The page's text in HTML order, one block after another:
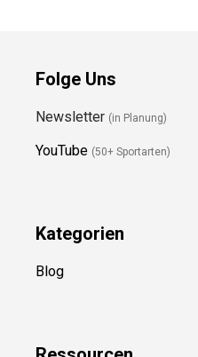
Folge Uns
YouTube (50+ Sportarten)
Blog